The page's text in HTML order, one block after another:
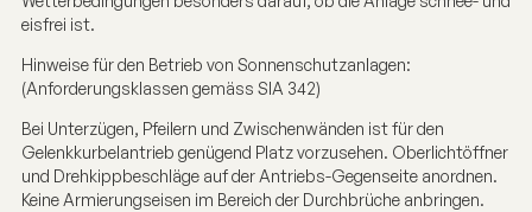
eisfrei ist.
Hinweise für den Betrieb von Sonnenschutzanlagen:
(Anforderungsklassen gemäss SIA 342)
Bei Unterzügen, Pfeilern und Zwischenwänden ist für den
Gelenkkurbelantrieb genügend Platz vorzusehen. Oberlichtöffner
und Drehkippbeschläge auf der Antriebs-Gegenseite anordnen.
Keine Armierungseisen im Bereich der Durchbrüche anbringen.